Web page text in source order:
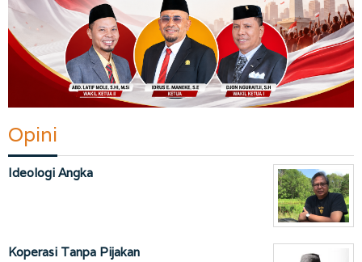
Opini
Ideologi Angka
Koperasi Tanpa Pijakan